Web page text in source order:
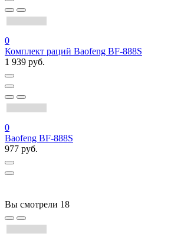
0
Комплект раций Baofeng BF-888S
1 939 руб.
0
Baofeng BF-888S
977 руб.
Вы смотрели 18